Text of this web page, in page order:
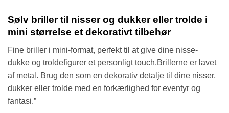
Sølv briller til nisser og dukker eller trolde i
mini størrelse et dekorativt tilbehør
Fine briller i mini-format, perfekt til at give dine nisse-
dukke og troldefigurer et personligt touch.Brillerne er lavet
af metal. Brug den som en dekorativ detalje til dine nisser,
dukker eller trolde med en forkærlighed for eventyr og
fantasi.”